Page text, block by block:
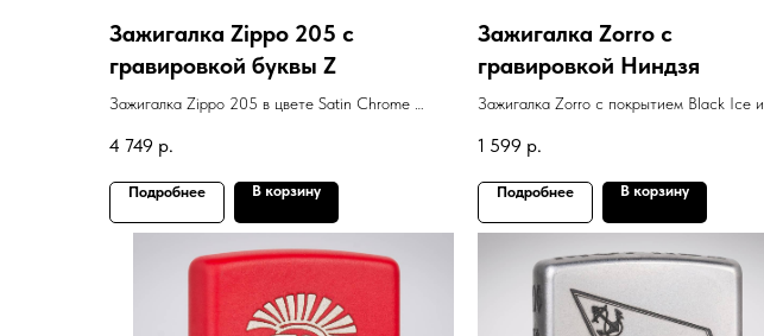
Зажигалка Zippo 205 с
гравировкой буквы Z
Зажигалка Zippo 205 в цвете Satin Chrome с
4 749 р.
Подробнее В корзину
Зажигалка Zorro с
гравировкой Ниндзя
Зажигалка Zorro с покрытием Black Ice и
1 599 р.
Подробнее В корзину